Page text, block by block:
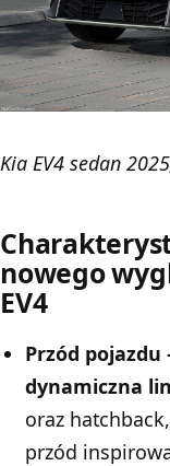
Kia EV4 sedan
nowego
EV4
Przód pojazdu
dynamiczna
oraz
przód